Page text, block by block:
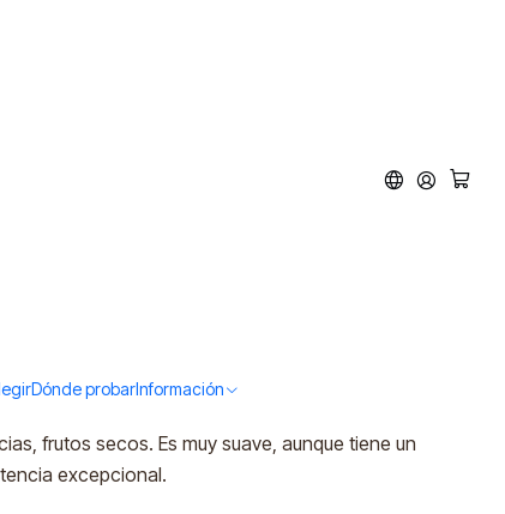
Dónde probarInformación
XO (40%vol.
con elegantes notas de roble.
frutos secos. Es muy suave, aunque tiene un
excepcional.